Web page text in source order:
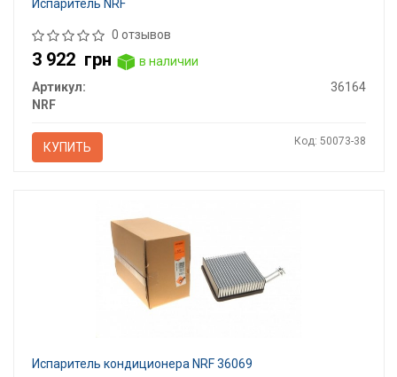
Испаритель NRF
0 отзывов
3 922 грн
в наличии
Артикул:
36164
NRF
КУПИТЬ Код: 50073-38
Испаритель кондиционера NRF 36069